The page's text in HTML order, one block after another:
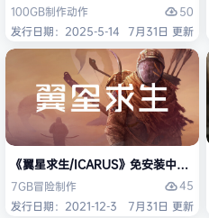
100GB制作动作
50
发行日期：2025-5-14 7月31日 更新
《翼星求生/ICARUS》免安装中文版
7GB冒险制作
45
发行日期：2021-12-3
7月31日 更新